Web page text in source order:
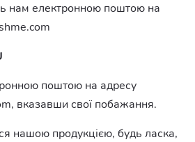
нам електронною поштою на
поштою на адресу
, вказавши свої побажання.
нашою продукцією, будь ласка,